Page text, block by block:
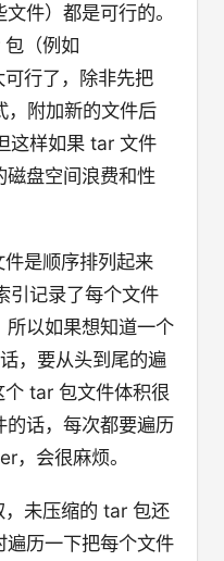
件）都是可行的。
（例如
行了，除非先把
，附加新的文件后
这样如果 tar 文件
盘空间浪费和性
是顺序排列起来
引记录了每个文件
以如果想知道一个
，要从头到尾的遍
tar 包文件体积很
的话，每次都要遍历
，会很麻烦。
未压缩的 tar 包还
历一下把每个文件